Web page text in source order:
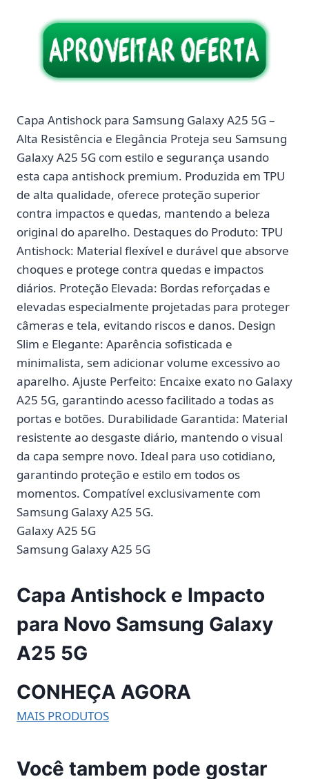
Capa Antishock para Samsung Galaxy A25 5G –
Alta Resistência e Elegância Proteja seu Samsung
Galaxy A25 5G com estilo e segurança usando
esta capa antishock premium. Produzida em TPU
de alta qualidade, oferece proteção superior
contra impactos e quedas, mantendo a beleza
original do aparelho. Destaques do Produto: TPU
Antishock: Material flexível e durável que absorve
choques e protege contra quedas e impactos
diários. Proteção Elevada: Bordas reforçadas e
elevadas especialmente projetadas para proteger
câmeras e tela, evitando riscos e danos. Design
Slim e Elegante: Aparência sofisticada e
minimalista, sem adicionar volume excessivo ao
aparelho. Ajuste Perfeito: Encaixe exato no Galaxy
A25 5G, garantindo acesso facilitado a todas as
portas e botões. Durabilidade Garantida: Material
resistente ao desgaste diário, mantendo o visual
da capa sempre novo. Ideal para uso cotidiano,
garantindo proteção e estilo em todos os
momentos. Compatível exclusivamente com
Samsung Galaxy A25 5G.
Galaxy A25 5G
Samsung Galaxy A25 5G
Capa Antishock e Impacto
para Novo Samsung Galaxy
A25 5G
CONHEÇA AGORA
MAIS PRODUTOS
Você tambem pode gostar